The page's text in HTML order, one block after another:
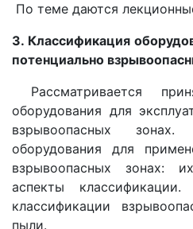
По теме даются
3. Классификация
потенциально
Рассматривается
оборудования для
взрывоопасных
оборудования для
взрывоопасных зонах:
аспекты
классификации
пыли.